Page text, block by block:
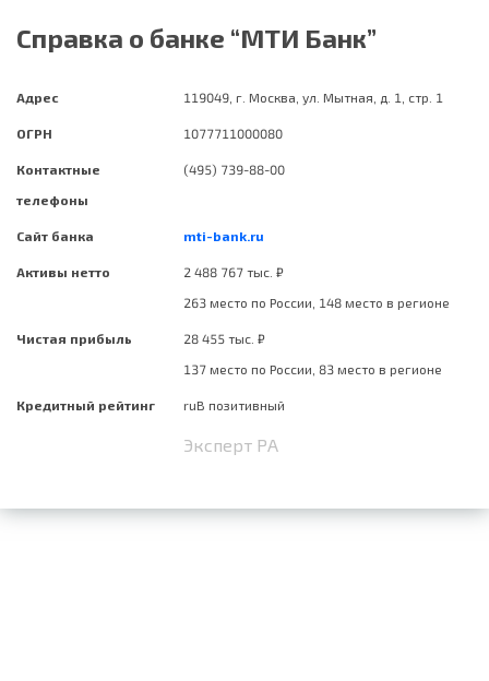
Справка о банке “МТИ Банк”
Адрес 119049, г. Москва, ул. Мытная, д. 1, стр. 1
ОГРН 1077711000080
Контактные
телефоны
(495) 739-88-00
Сайт банка mti-bank.ru
Активы нетто
2 488 767 тыс. ₽
263 место по России, 148 место в регионе
Чистая прибыль
28 455 тыс. ₽
137 место по России, 83 место в регионе
Кредитный рейтинг ruB позитивный
Эксперт РА